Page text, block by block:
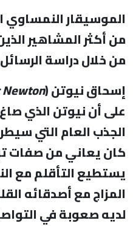
الموسيقار النمساوي
من أكثر المشاهير
من خلال دراسة
إسحاق نيوتن (
على أن نيوتن الذي
الجذب العام التي
كان يعاني من صفات
يستطيع التأقلم مع
المزاج مع أصدقائه
لديه صعوبة في